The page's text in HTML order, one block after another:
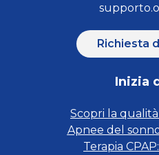
Richiesta
Inizia
Scopri la
Apnee del
Terapia